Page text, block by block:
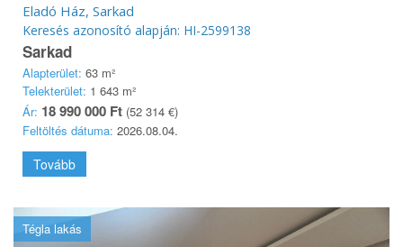
Eladó Ház, Sarkad
Keresés azonosító alapján: HI-2599138
Sarkad
Alapterület: 63 m²
Telekterület: 1 643 m²
Ár: 18 990 000 Ft (52 314 €)
Feltöltés dátuma: 2026.08.04.
Tovább
Tégla lakás